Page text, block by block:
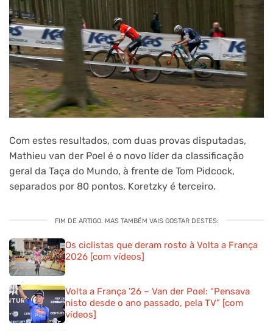
Com estes resultados, com duas provas disputadas,
Mathieu van der Poel é o novo líder da classificação
geral da Taça do Mundo, à frente de Tom Pidcock,
separados por 80 pontos. Koretzky é terceiro.
FIM DE ARTIGO. MAS TAMBÉM VAIS GOSTAR DESTES:
Os ciclistas que deram rosto à Volta a França
2026 [com vídeos]
Volta a França ’26 – Van der Poel: “Pensava
nisto desde o ano passado, pela TV” [com
vídeos]